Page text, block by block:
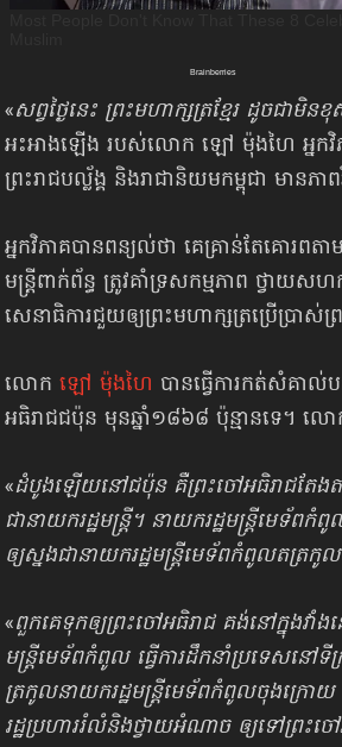
«សព្វថ្ងៃនេះ ព្រះមហាក្សត្រខ្មែរ ដូចជា
អះអាងឡើង របស់លោក ឡៅ ម៉ុងហៃ អ្នកវិ
ព្រះរាជបល្ល័ង្គ និងរាជានិយមកម្ពុជា មានភា
អ្នកវិភាគបានពន្យល់ថា គេគ្រាន់តែគោរពតា
មន្ត្រីពាក់ព័ន្ធ ត្រូវគាំទ្រសកម្មភាព ថ្វា
សេនាធិការជួយឲ្យព្រះមហាក្សត្រប្រើប្រា
លោក ឡៅ ម៉ុងហៃ បានធ្វើការកត់សំគាល់ប
អធិរាជជប៉ុន មុនឆ្នាំ១៨៦៨ ប៉ុន្មានទេ។ លោ
«ដំបូងឡើយនៅជប៉ុន គឺព្រះចៅអធិរាជតែ
ជានាយករដ្ឋមន្ត្រី។ នាយករដ្ឋមន្រ្តីម
ឲ្យស្នងជានាយករដ្ឋមន្ត្រីមេទ័ពកំពូលតត្រកូ
«ពួកគេទុកឲ្យព្រះចៅអធិរាជ គង់នៅក្នុង
មន្ត្រី​មេទ័ពកំពូល ធ្វើការដឹកនាំប្រទេស​ន
ត្រកូលនាយករដ្ឋមន្ត្រីមេទ័ពកំពូលចុងក្រោ
រដ្ឋប្រហាររំលំនិងថ្វាយអំណាច ឲ្យទៅព្រះ